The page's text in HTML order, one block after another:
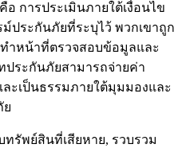
การประเมินภายใต้เงื่อนไข
ประกันภัยที่ระบุไว้ พวกเขาถูก
ำหน้าที่ตรวจสอบข้อมูลและ
ประกันภัยสามารถจ่ายค่า
ะเป็นธรรมภายใต้มุมมองและ
ย
รัพย์สินที่เสียหาย, รวบรวม